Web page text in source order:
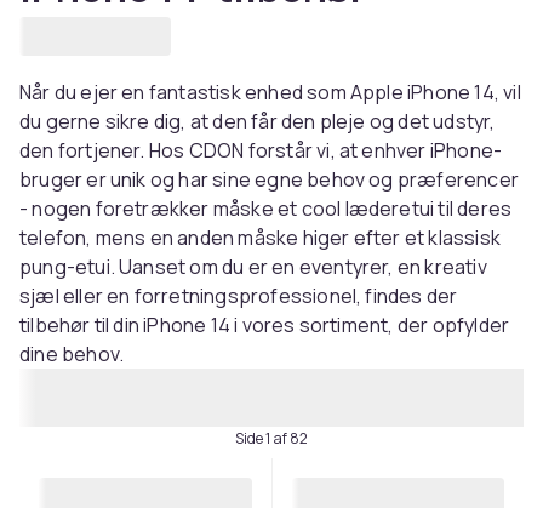
Når du ejer en fantastisk enhed som Apple iPhone 14, vil
du gerne sikre dig, at den får den pleje og det udstyr,
den fortjener. Hos CDON forstår vi, at enhver iPhone-
bruger er unik og har sine egne behov og præferencer
- nogen foretrækker måske et cool læderetui til deres
telefon, mens en anden måske higer efter et klassisk
pung-etui. Uanset om du er en eventyrer, en kreativ
sjæl eller en forretningsprofessionel, findes der
tilbehør til din iPhone 14 i vores sortiment, der opfylder
dine behov.
Side 1 af 82